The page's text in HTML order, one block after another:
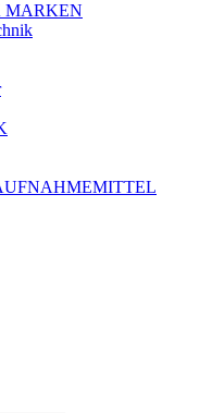
MARKEN